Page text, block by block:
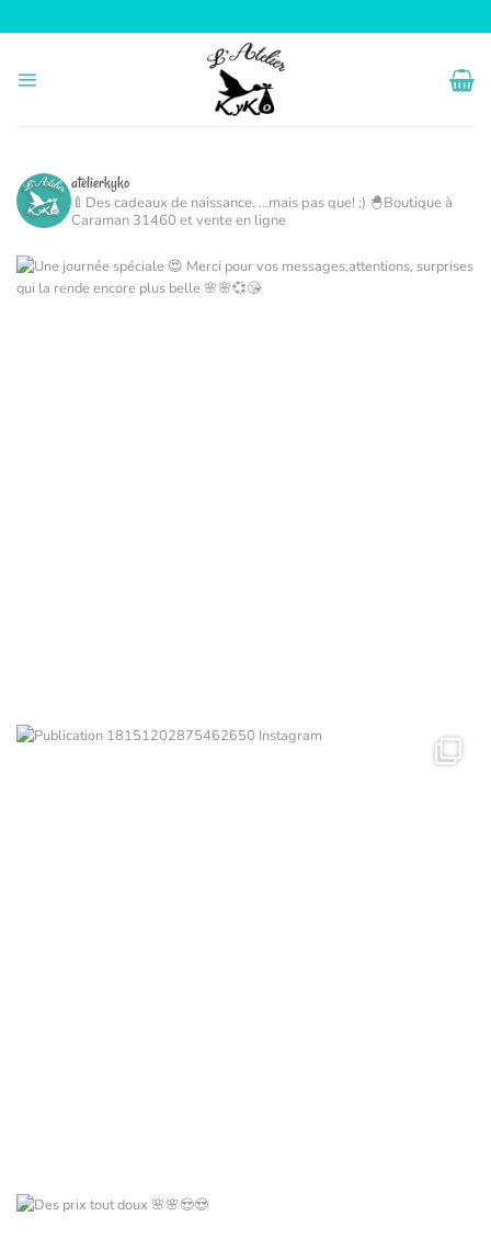
au
atelierkyko
🍼Des cadeaux de naissance. ...mais pas que! ;) 🐣Boutique à
Caraman 31460 et vente en ligne